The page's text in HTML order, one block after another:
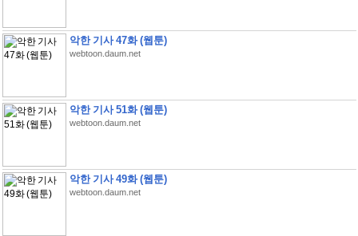
악한 기사 47화 (웹툰)
webtoon.daum.net
악한 기사 51화 (웹툰)
webtoon.daum.net
악한 기사 49화 (웹툰)
webtoon.daum.net